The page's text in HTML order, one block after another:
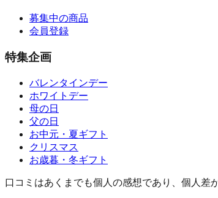
募集中の商品
会員登録
特集企画
バレンタインデー
ホワイトデー
母の日
父の日
お中元・夏ギフト
クリスマス
お歳暮・冬ギフト
口コミはあくまでも個人の感想であり、個人差